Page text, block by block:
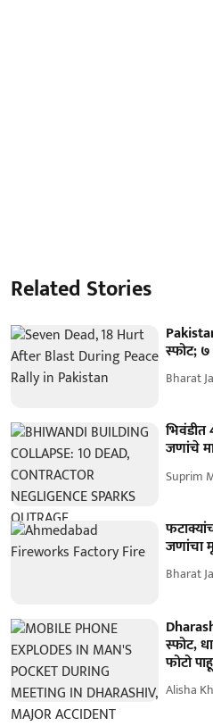
Related Stories
स्फोट;
Bharat
जणांचे
Suprim
जणांचा
Bharat
स्फोट,
फोटो
Alisha